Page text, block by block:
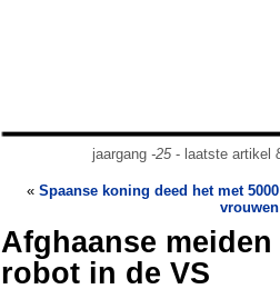
jaargang -25- laatste artikel
« Spaanse koning deed het met 5000
vrouwen
Afghaanse
robot in de VS